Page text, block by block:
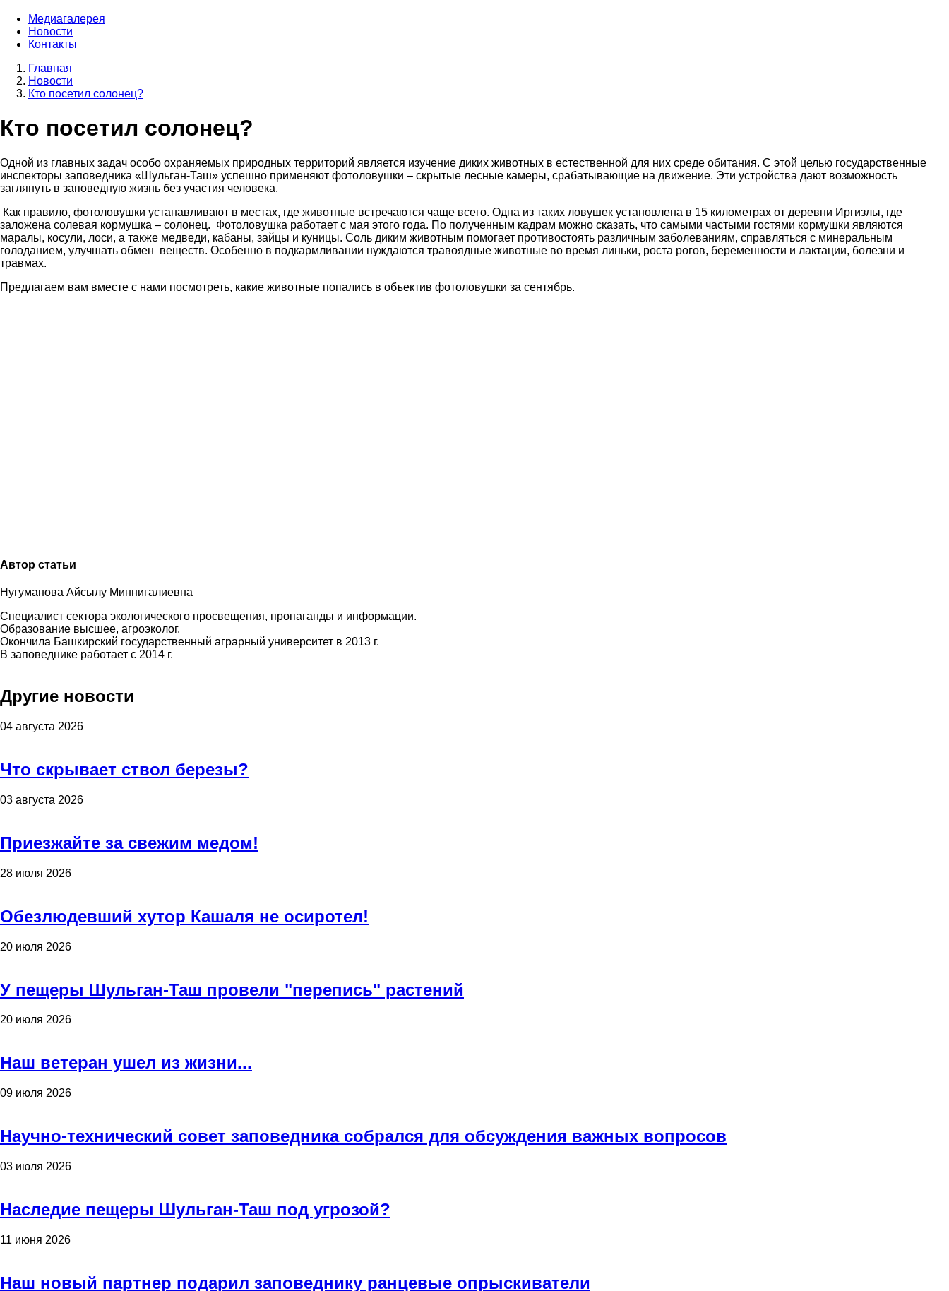
Медиагалерея
Новости
Контакты
Строка
навигации
Главная
Новости
Кто посетил солонец?
Кто посетил солонец?
Одной из главных задач особо охраняемых природных территорий является изучение диких животных в естественной для них среде обитания. С этой целью государственные
инспекторы заповедника «Шульган-Таш» успешно применяют фотоловушки – скрытые лесные камеры, срабатывающие на движение. Эти устройства дают возможность
заглянуть в заповедную жизнь без участия человека.
Как правило, фотоловушки устанавливают в местах, где животные встречаются чаще всего. Одна из таких ловушек установлена в 15 километрах от деревни Иргизлы, где
заложена солевая кормушка – солонец. Фотоловушка работает с мая этого года. По полученным кадрам можно сказать, что самыми частыми гостями кормушки являются
маралы, косули, лоси, а также медведи, кабаны, зайцы и куницы. Соль диким животным помогает противостоять различным заболеваниям, справляться с минеральным
голоданием, улучшать обмен веществ. Особенно в подкармливании нуждаются травоядные животные во время линьки, роста рогов, беременности и лактации, болезни и
травмах.
Предлагаем вам вместе с нами посмотреть, какие животные попались в объектив фотоловушки за сентябрь.
Автор статьи
Нугуманова Айсылу Миннигалиевна
Специалист сектора экологического просвещения, пропаганды и информации.
Образование высшее, агроэколог.
Окончила Башкирский государственный аграрный университет в 2013 г.
В заповеднике работает с 2014 г.
Другие новости
04 августа 2026
Что скрывает ствол березы?
03 августа 2026
Приезжайте за свежим медом!
28 июля 2026
Обезлюдевший хутор Кашаля не осиротел!
20 июля 2026
У пещеры Шульган-Таш провели "перепись" растений
20 июля 2026
Наш ветеран ушел из жизни...
09 июля 2026
Научно-технический совет заповедника собрался для обсуждения важных вопросов
03 июля 2026
Наследие пещеры Шульган-Таш под угрозой?
11 июня 2026
Наш новый партнер подарил заповеднику ранцевые опрыскиватели